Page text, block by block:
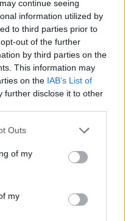
continue seeing
information utilized by
to third parties prior to
out of the further
by third parties on the
This information may
on the IAB’s List of
further disclose it to other
one or more Google
You may click to
its third-party tags to
in below Google
Outs
of my
my
nazionali?
al mese
andando nella
sito o